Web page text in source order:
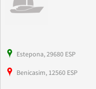
Estepona, 29680 ESP
Benicasim, 12560 ESP